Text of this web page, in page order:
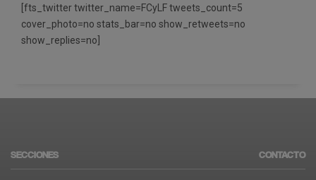
[fts_twitter twitter_name=FCyLF tweets_count=5
cover_photo=no stats_bar=no show_retweets=no
show_replies=no]
SECCIONES CONTACTO